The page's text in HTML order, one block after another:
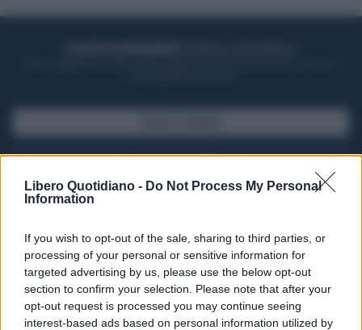
Libero Quotidiano - Do Not Process My Personal
Information
If you wish to opt-out of the sale, sharing to third parties, or
processing of your personal or sensitive information for
targeted advertising by us, please use the below opt-out
section to confirm your selection. Please note that after your
opt-out request is processed you may continue seeing
interest-based ads based on personal information utilized by